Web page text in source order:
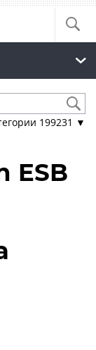
199231 ▼
ESB